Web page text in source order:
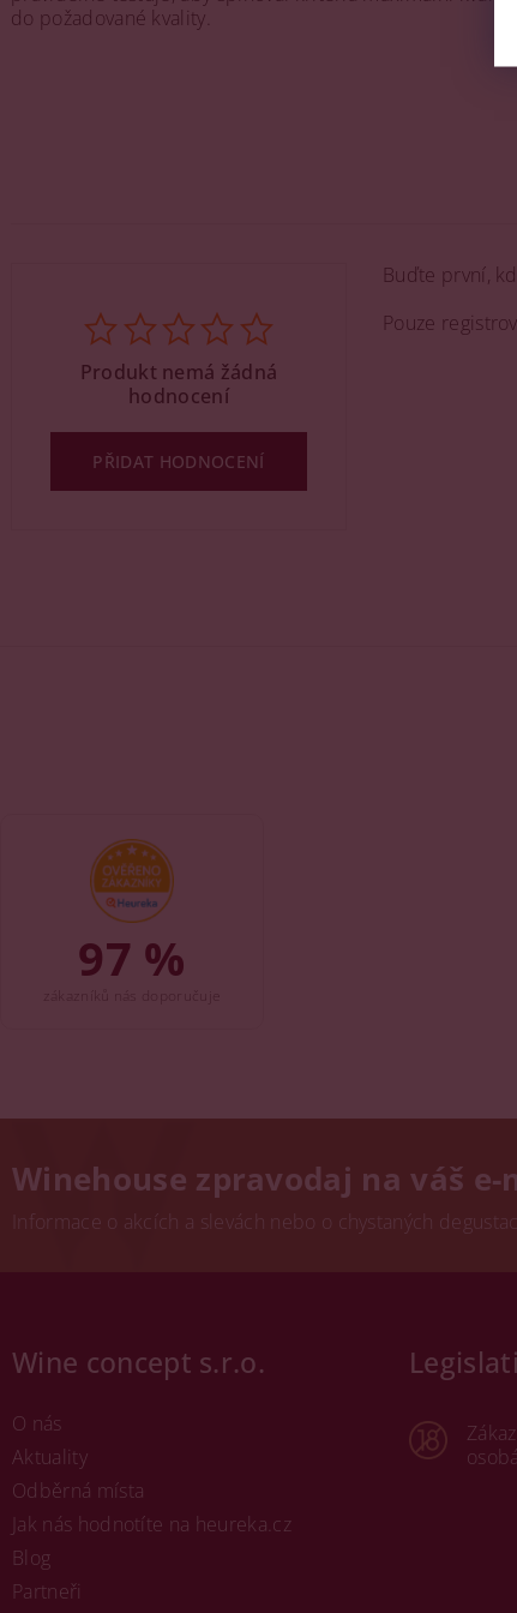
do požadované kvality.
Buďte první,
Pouze
Produkt nemá žádná
hodnocení
PŘIDAT HODNOCENÍ
97 %
Winehouse zpravodaj na váš e-
Informace o akcích a slevách nebo o chystaných
Wine concept s.r.o.
O nás
Aktuality
Odběrná místa
Jak nás hodnotíte na heureka.cz
Blog
Partneři